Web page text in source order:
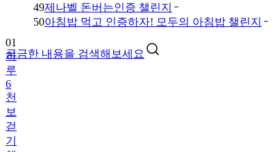
49제나벨 돈버는인증 챌린지
50아침밥 먹고 인증하자! 모두의 아침밥 챌린지
궁금한 내용을 검색해보세요
루
6
천
보
걷
기
챌
린